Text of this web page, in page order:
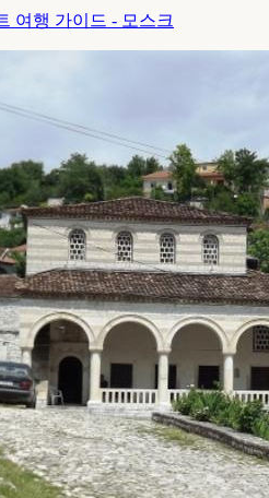
여행 가이드 - 모스크